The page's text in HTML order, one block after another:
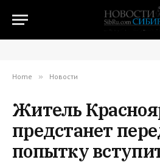
Home » Новости
Житель
предстанет
попытку